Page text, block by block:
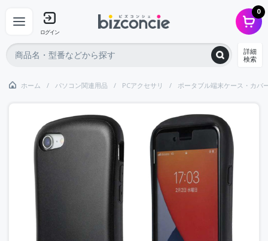
ログイン
0
詳細
検索
ホーム パソコン関連用品 PCアクセサリ ポータブル端末ケース・カバ